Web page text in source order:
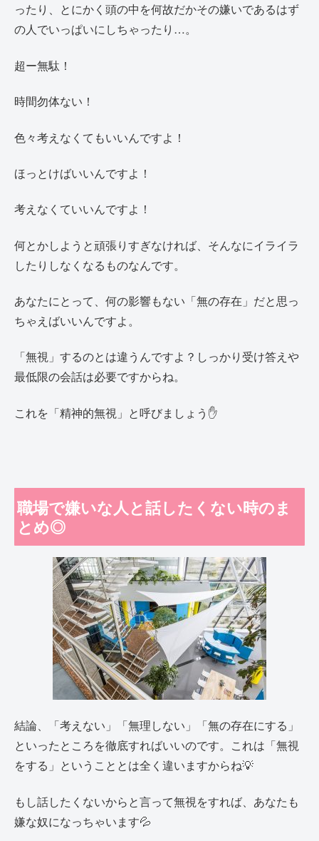
ったり、とにかく頭の中を何故だかその嫌いであるはず
の人でいっぱいにしちゃったり…。
超ー無駄！
時間勿体ない！
色々考えなくてもいいんですよ！
ほっとけばいいんですよ！
考えなくていいんですよ！
何とかしようと頑張りすぎなければ、そんなにイライラ
したりしなくなるものなんです。
あなたにとって、何の影響もない「無の存在」だと思っ
ちゃえばいいんですよ。
「無視」するのとは違うんですよ？しっかり受け答えや
最低限の会話は必要ですからね。
これを「精神的無視」と呼びましょう✋
職場で嫌いな人と話したくない時のま
とめ◎
結論、「考えない」「無理しない」「無の存在にする」
といったところを徹底すればいいのです。これは「無視
をする」ということとは全く違いますからね💡
もし話したくないからと言って無視をすれば、あなたも
嫌な奴になっちゃいます💦